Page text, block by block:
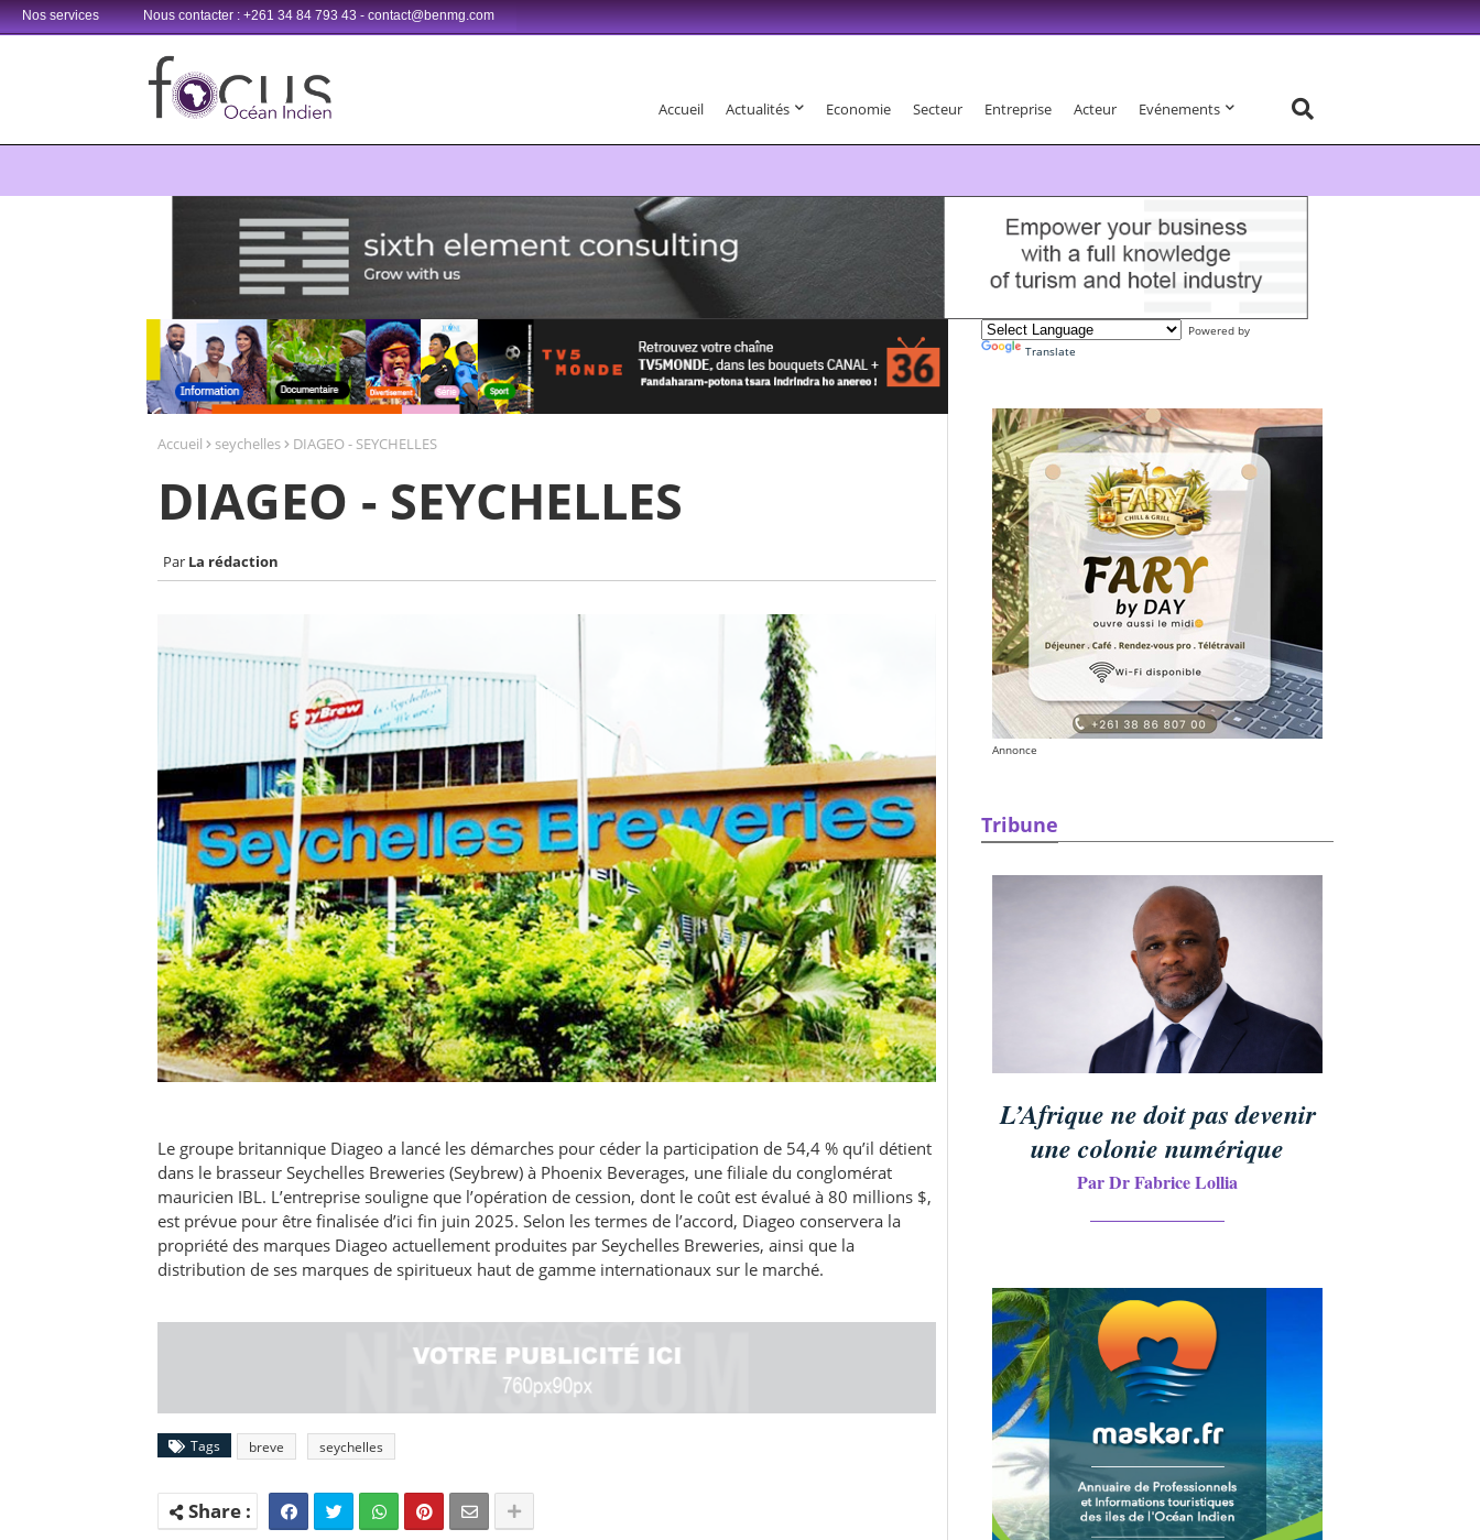
Nos services Nous contacter : +261 34 84 793 43 - contact@benmg.com
Accueil Actualités Economie Secteur Entreprise Acteur Evénements
Retrouvez votre chaîne @TV5MONDE, dans les bouquets CANAL+ 36 . Fandaharam-potoana tsara indrindra ho anareo!
Accueil seychelles DIAGEO - SEYCHELLES
DIAGEO - SEYCHELLES
La rédaction
Le groupe britannique Diageo a lancé les démarches pour céder la participation de 54,4 % qu’il détient
dans le brasseur Seychelles Breweries (Seybrew) à Phoenix Beverages, une filiale du conglomérat
mauricien IBL. L’entreprise souligne que l’opération de cession, dont le coût est évalué à 80 millions $,
est prévue pour être finalisée d’ici fin juin 2025. Selon les termes de l’accord, Diageo conservera la
propriété des marques Diageo actuellement produites par Seychelles Breweries, ainsi que la
distribution de ses marques de spiritueux haut de gamme internationaux sur le marché.
Tags breve seychelles
Powered by
Translate
Annonce
Tribune
L’Afrique ne doit pas devenir
une colonie numérique
Par Dr Fabrice Lollia